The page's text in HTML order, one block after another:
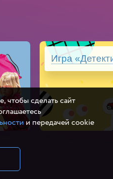
Игра
чтобы сделать сайт
и передачей cookie